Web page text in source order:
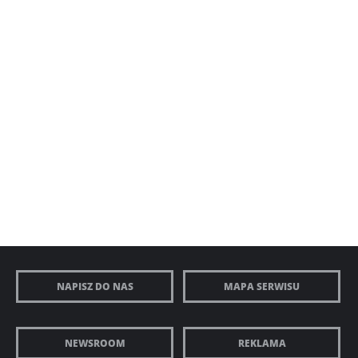
NAPISZ DO NAS MAPA SERWISU
NEWSROOM REKLAMA